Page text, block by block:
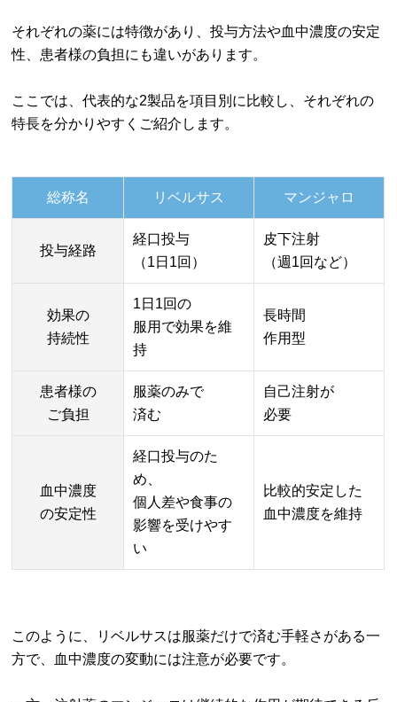
それぞれの薬には特徴があり、投与方法や血中濃度の安定
性、患者様の負担にも違いがあります。
ここでは、代表的な2製品を項目別に比較し、それぞれの
特長を分かりやすくご紹介します。
総称名 リベルサス マンジャロ
投与経路
経口投与
（1日1回）
皮下注射
（週1回など）
効果の
持続性
1日1回の
服用で効果を維
持
長時間
作用型
患者様の
ご負担
服薬のみで
済む
自己注射が
必要
血中濃度
の安定性
経口投与のた
め、
個人差や食事の
影響を受けやす
い
比較的安定した
血中濃度を維持
このように、リベルサスは服薬だけで済む手軽さがある一
方で、血中濃度の変動には注意が必要です。